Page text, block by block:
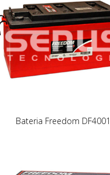
Bateria Freedom DF4001